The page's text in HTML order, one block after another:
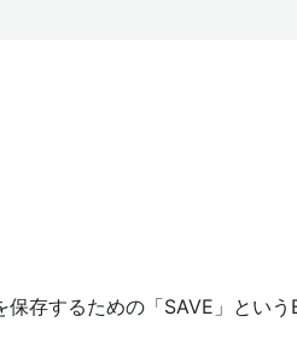
存するための「SAVE」とい